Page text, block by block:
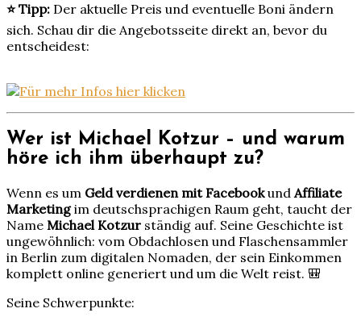
⭐ Tipp: Der aktuelle Preis und eventuelle Boni ändern
sich. Schau dir die Angebotsseite direkt an, bevor du
entscheidest:
Wer ist Michael Kotzur – und warum
höre ich ihm überhaupt zu?
Wenn es um Geld verdienen mit Facebookund Affiliate
Marketingim deutschsprachigen Raum geht, taucht der
Name Michael Kotzur ständig auf. Seine Geschichte ist
ungewöhnlich: vom Obdachlosen und Flaschensammler
in Berlin zum digitalen Nomaden, der sein Einkommen
komplett online generiert und um die Welt reist. 🎒
Seine Schwerpunkte: